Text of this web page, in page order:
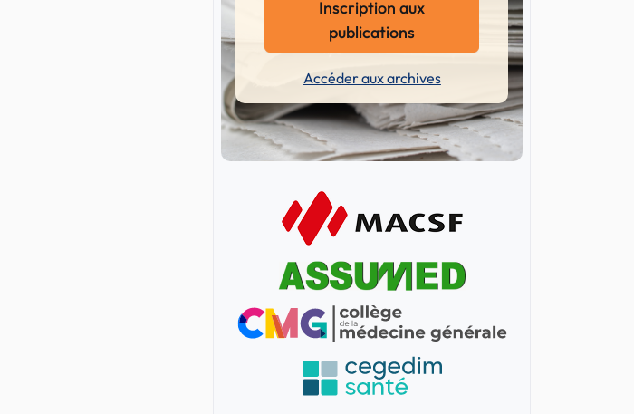
Inscription aux
publications
Accéder aux archives